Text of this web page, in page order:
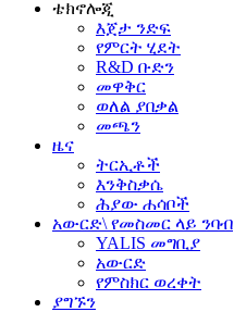
ቴክኖሎጂ
እጀታ ንድፍ
የምርት ሂደት
R&D ቡድን
መዋቅር
ወለል ያበቃል
መጫን
ዜና
ትርኢቶች
እንቅስቃሴ
ሕያው ሐሳቦች
አውርድ\ የመስመር ላይ ንባብ
YALIS መግቢያ
አውርድ
የምስክር ወረቀት
ያግኙን